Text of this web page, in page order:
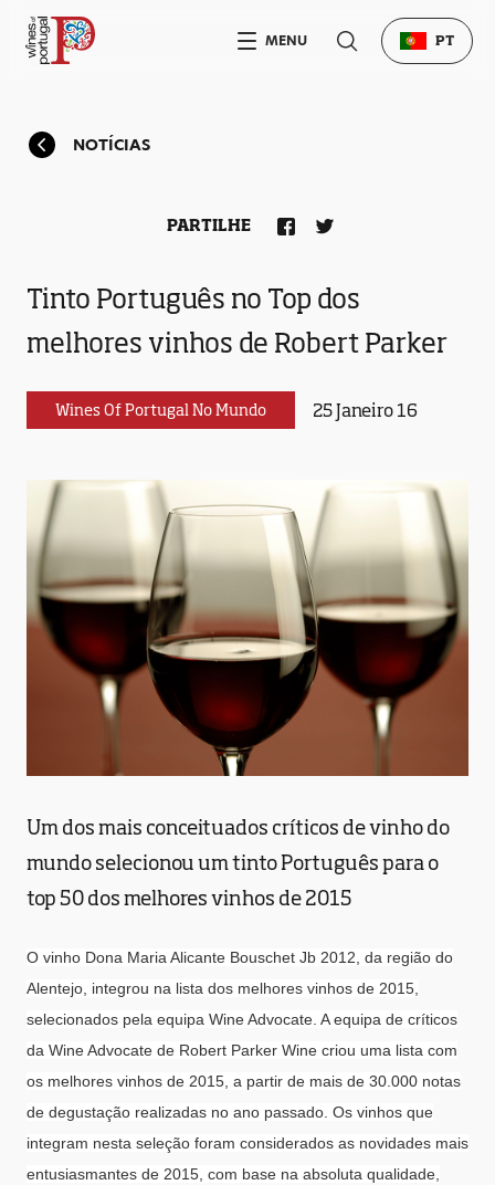
NOTÍCIAS
Tinto Português no Top dos
melhores vinhos de Robert Parker
Wines Of Portugal No Mundo 25 Janeiro 16
PARTILHE
Um dos mais conceituados críticos de vinho do
mundo selecionou um tinto Português para o
top 50 dos melhores vinhos de 2015
O vinho Dona Maria Alicante Bouschet Jb 2012, da região do
Alentejo, integrou na lista dos melhores vinhos de 2015,
selecionados pela equipa Wine Advocate. A equipa de críticos
da Wine Advocate de Robert Parker Wine criou uma lista com
os melhores vinhos de 2015, a partir de mais de 30.000 notas
de degustação realizadas no ano passado. Os vinhos que
integram nesta seleção foram considerados as novidades mais
entusiasmantes de 2015, com base na absoluta qualidade,
MENU PT